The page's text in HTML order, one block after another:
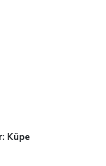
Küpe